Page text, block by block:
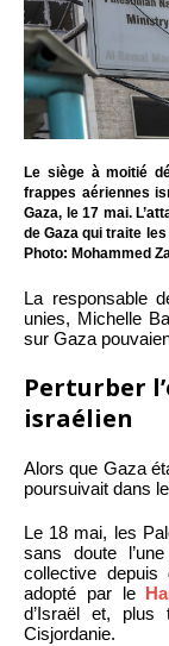
Le siège à moitié
frappes aériennes
Gaza, le 17 mai.
de Gaza qui traite
Photo: Mohammed
La responsable
unies, Michelle
sur Gaza
Perturber
israélien
Alors que Gaza
poursuivait dans
Le 18 mai, les
sans doute
collective
adopté par le
d’Israël et, plus
Cisjordanie.